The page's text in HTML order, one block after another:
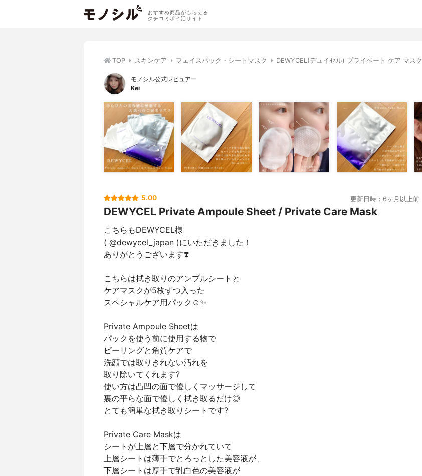
おすすめ商品がもらえる
クチコミポイ活サイト
TOP スキンケア フェイスパック・シートマスク DEWYCEL(デュイセル) プライベート ケア マスク
モノシル公式レビュアー
Kei
5.00 更新日時：6ヶ月以上前
DEWYCEL Private Ampoule Sheet / Private Care Mask
こちらもDEWYCEL様
( @dewycel_japan )にいただきました！
ありがとうございます❣️
こちらは拭き取りのアンプルシートと
ケアマスクが5枚ずつ入った
スペシャルケア用パック☺️✨
Private Ampoule Sheetは
パックを使う前に使用する物で
ピーリングと角質ケアで
洗顔では取りきれない汚れを
取り除いてくれます?
使い方は凸凹の面で優しくマッサージして
裏の平らな面で優しく拭き取るだけ◎
とても簡単な拭き取りシートです?
Private Care Maskは
シートが上層と下層で分かれていて
上層シートは薄手でとろっとした美容液が、
下層シートは厚手で乳白色の美容液が